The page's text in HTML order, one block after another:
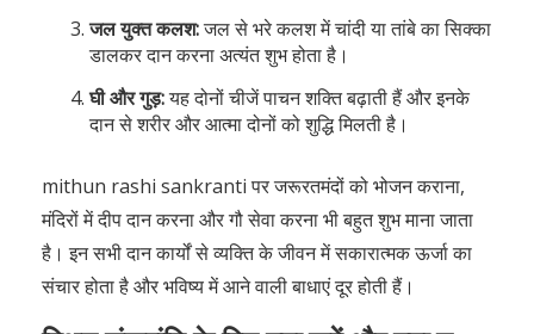
जल युक्त कलश:जल से भरे कलश में चांदी या तांबे का सिक्का
डालकर दान करना अत्यंत शुभ होता है।
घी और गुड़:यह दोनों चीजें पाचन शक्ति बढ़ाती हैं और इनके
दान से शरीर और आत्मा दोनों को शुद्धि मिलती है।
mithun rashi sankranti पर जरूरतमंदों को भोजन कराना,
मंदिरों में दीप दान करना और गौ सेवा करना भी बहुत शुभ माना जाता
है। इन सभी दान कार्यों से व्यक्ति के जीवन में सकारात्मक ऊर्जा का
संचार होता है और भविष्य में आने वाली बाधाएं दूर होती हैं।